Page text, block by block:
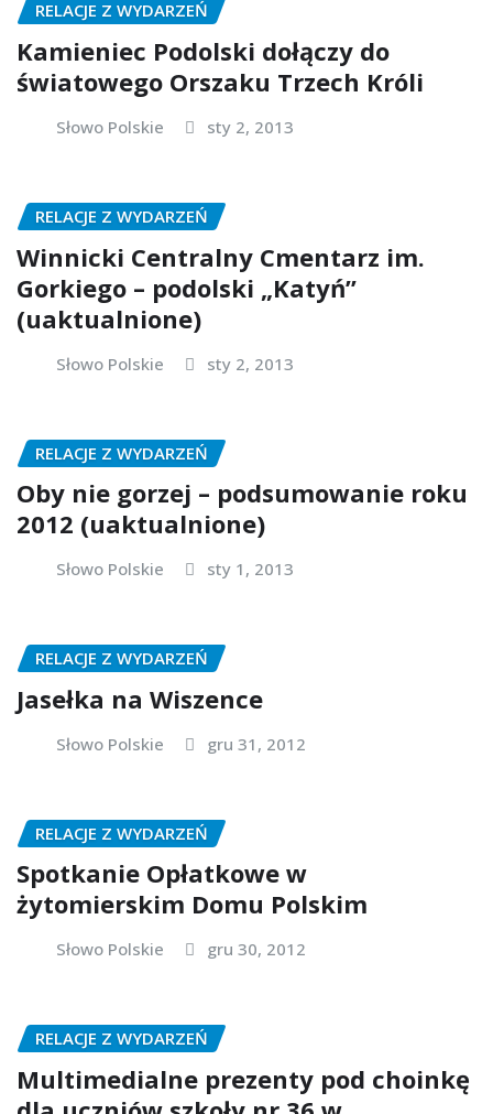
RELACJE Z WYDARZEŃ
Kamieniec Podolski dołączy do
światowego Orszaku Trzech Króli
Słowo Polskie sty 2, 2013
RELACJE Z WYDARZEŃ
Winnicki Centralny Cmentarz im.
Gorkiego – podolski „Katyń”
(uaktualnione)
Słowo Polskie sty 2, 2013
RELACJE Z WYDARZEŃ
Oby nie gorzej – podsumowanie roku
2012 (uaktualnione)
Słowo Polskie sty 1, 2013
RELACJE Z WYDARZEŃ
Jasełka na Wiszence
Słowo Polskie gru 31, 2012
RELACJE Z WYDARZEŃ
Spotkanie Opłatkowe w
żytomierskim Domu Polskim
Słowo Polskie gru 30, 2012
RELACJE Z WYDARZEŃ
Multimedialne prezenty pod choinkę